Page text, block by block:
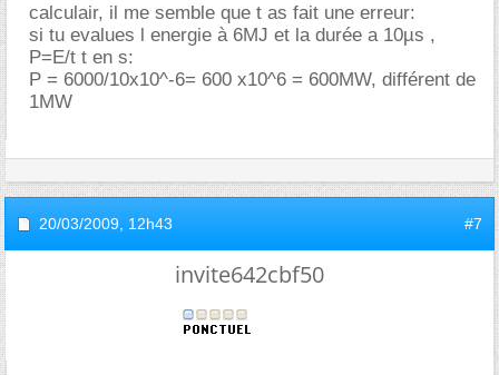
calculair, il me semble que t as fait une erreur:
si tu evalues l energie à 6MJ et la durée a 10µs ,
P=E/t t en s:
P = 6000/10x10^-6= 600 x10^6 = 600MW, différent de
1MW
20/03/2009, 12h43 #7
invite642cbf50